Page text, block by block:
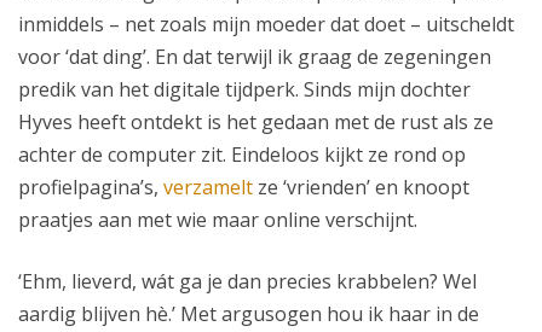
inmiddels – net zoals mijn moeder dat doet – uitscheldt
voor ‘dat ding’. En dat terwijl ik graag de zegeningen
predik van het digitale tijdperk. Sinds mijn dochter
Hyves heeft ontdekt is het gedaan met de rust als ze
achter de computer zit. Eindeloos kijkt ze rond op
profielpagina’s, verzamelt ze ‘vrienden’ en knoopt
praatjes aan met wie maar online verschijnt.
‘Ehm, lieverd, wát ga je dan precies krabbelen? Wel
aardig blijven hè.’ Met argusogen hou ik haar in de